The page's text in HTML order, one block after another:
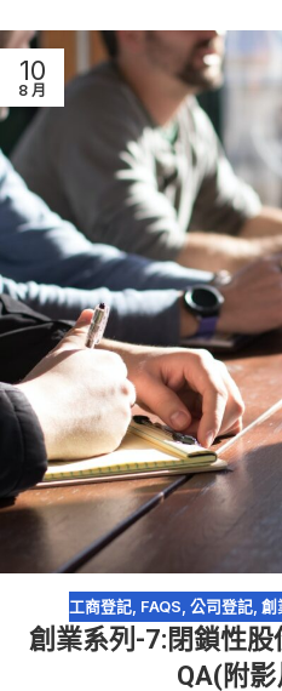
10
8 月
工商登記, FAQS 公司登記, 創
創業系列-7:閉鎖性
QA(附